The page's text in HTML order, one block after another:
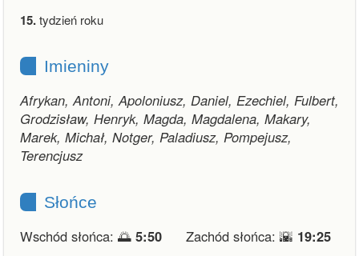
15.tydzień roku
Imieniny
Afrykan, Antoni, Apoloniusz, Daniel, Ezechiel, Fulbert,
Grodzisław, Henryk, Magda, Magdalena, Makary,
Marek, Michał, Notger, Paladiusz, Pompejusz,
Terencjusz
Słońce
Wschód słońca: 🌅 5:50 Zachód słońca: 🌇 19:25